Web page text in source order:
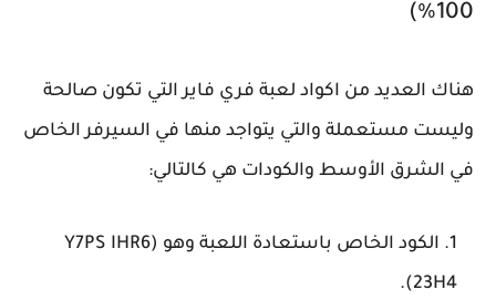
100%)
هناك العديد من اكواد لعبة فري فاير التي تكون صالحة
وليست مستعملة والتي يتواجد منها في السيرفر الخاص
في الشرق الأوسط والكودات هي كالتالي:
الكود الخاص باستعادة اللعبة وهو (Y7PS IHR6
23H4).